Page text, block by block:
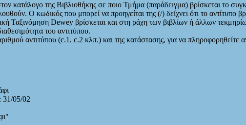
κατάλογο της Βιβλιοθήκης σε ποιο Τμήμα (παράδειγμα) βρίσκεται το
Ο κωδικός που μπορεί να προηγείται της (/) δείχνει ότι το αντίτυπο
Ταξινόμηση Dewey βρίσκεται και στη ράχη των βιβλίων ή άλλων
του αντιτύπου.
αντιτύπου (c.1, c.2 κλπ.) και της κατάστασης, για να πληροφορηθείτε
05/02